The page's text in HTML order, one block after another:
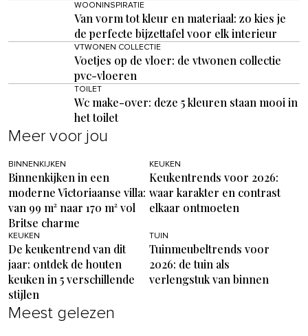
WOONINSPIRATIE
Van vorm tot kleur en materiaal: zo kies je
de perfecte bijzettafel voor elk interieur
VTWONEN COLLECTIE
Voetjes op de vloer: de vtwonen collectie
pvc-vloeren
TOILET
Wc make-over: deze 5 kleuren staan mooi in
het toilet
Meer voor jou
BINNENKIJKEN
Binnenkijken in een
moderne Victoriaanse villa:
van 99 m² naar 170 m² vol
Britse charme
KEUKEN
Keukentrends voor 2026:
waar karakter en contrast
elkaar ontmoeten
KEUKEN
De keukentrend van dit
jaar: ontdek de houten
keuken in 5 verschillende
stijlen
TUIN
Tuinmeubeltrends voor
2026: de tuin als
verlengstuk van binnen
Meest gelezen